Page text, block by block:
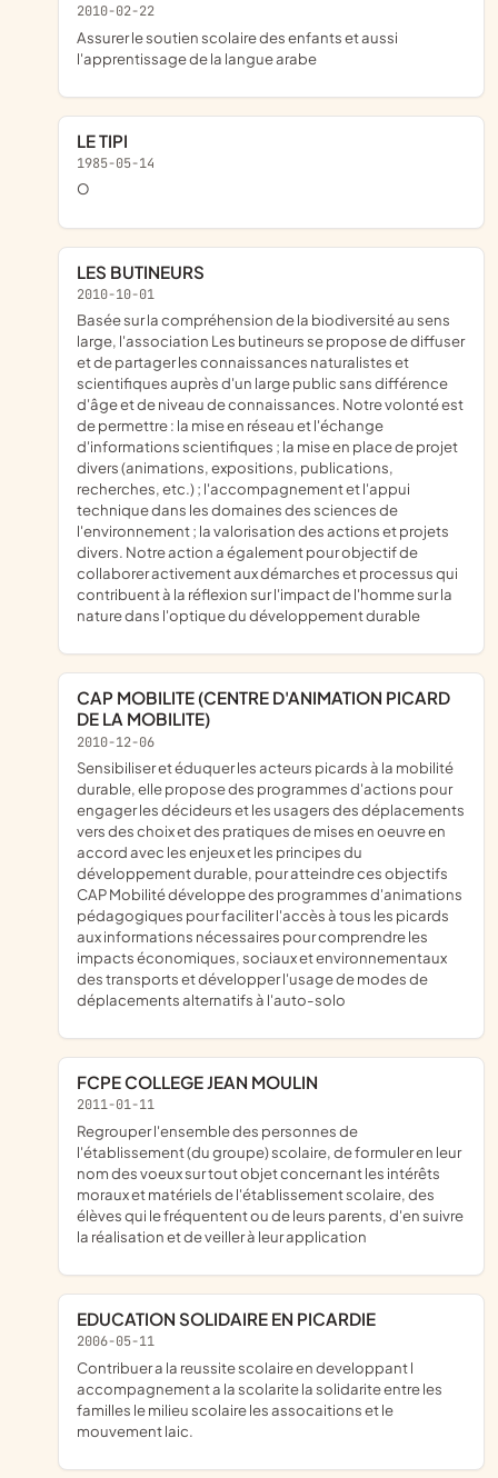
2010-02-22
assurer le soutien scolaire des enfants et aussi
l'apprentissage de la langue arabe
LE TIPI
1985-05-14
o
LES BUTINEURS
2010-10-01
basée sur la compréhension de la biodiversité au sens
large, l'association Les butineurs se propose de diffuser
et de partager les connaissances naturalistes et
scientifiques auprès d'un large public sans différence
d'âge et de niveau de connaissances. Notre volonté est
de permettre : la mise en réseau et l'échange
d'informations scientifiques ; la mise en place de projet
divers (animations, expositions, publications,
recherches, etc.) ; l'accompagnement et l'appui
technique dans les domaines des sciences de
l'environnement ; la valorisation des actions et projets
divers. Notre action a également pour objectif de
collaborer activement aux démarches et processus qui
contribuent à la réflexion sur l'impact de l'homme sur la
nature dans l'optique du développement durable
CAP MOBILITE (CENTRE D'ANIMATION PICARD
DE LA MOBILITE)
2010-12-06
sensibiliser et éduquer les acteurs picards à la mobilité
durable, elle propose des programmes d'actions pour
engager les décideurs et les usagers des déplacements
vers des choix et des pratiques de mises en oeuvre en
accord avec les enjeux et les principes du
développement durable, pour atteindre ces objectifs
CAP Mobilité développe des programmes d'animations
pédagogiques pour faciliter l'accès à tous les picards
aux informations nécessaires pour comprendre les
impacts économiques, sociaux et environnementaux
des transports et développer l'usage de modes de
déplacements alternatifs à l'auto-solo
FCPE COLLEGE JEAN MOULIN
2011-01-11
regrouper l'ensemble des personnes de
l'établissement (du groupe) scolaire, de formuler en leur
nom des voeux sur tout objet concernant les intérêts
moraux et matériels de l'établissement scolaire, des
élèves qui le fréquentent ou de leurs parents, d'en suivre
la réalisation et de veiller à leur application
EDUCATION SOLIDAIRE EN PICARDIE
2006-05-11
contribuer a la reussite scolaire en developpant l
accompagnement a la scolarite la solidarite entre les
familles le milieu scolaire les assocaitions et le
mouvement laic.